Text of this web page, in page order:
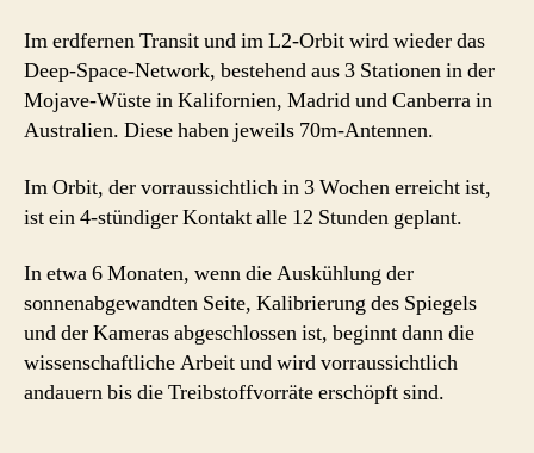
Im erdfernen Transit und im L2-Orbit wird wieder das
Deep-Space-Network, bestehend aus 3 Stationen in der
Mojave-Wüste in Kalifornien, Madrid und Canberra in
Australien. Diese haben jeweils 70m-Antennen.
Im Orbit, der vorraussichtlich in 3 Wochen erreicht ist,
ist ein 4-stündiger Kontakt alle 12 Stunden geplant.
In etwa 6 Monaten, wenn die Auskühlung der
sonnenabgewandten Seite, Kalibrierung des Spiegels
und der Kameras abgeschlossen ist, beginnt dann die
wissenschaftliche Arbeit und wird vorraussichtlich
andauern bis die Treibstoffvorräte erschöpft sind.